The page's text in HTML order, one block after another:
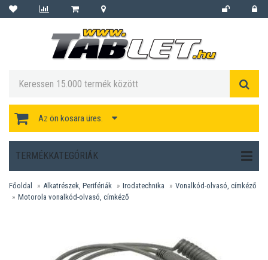
Az ön kosara üres.
TERMÉKKATEGÓRIÁK
Főoldal Alkatrészek, Perifériák Irodatechnika
Vonalkód-olvasó, címkéző
Motorola vonalkód-olvasó, címkéző